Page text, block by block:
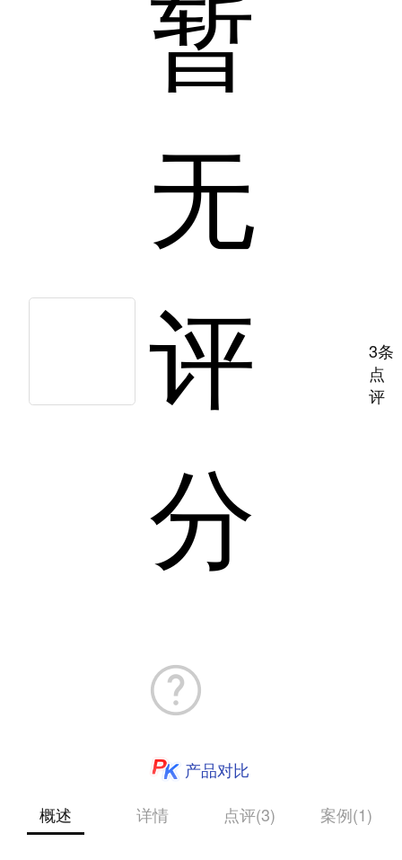
暂
无
评
分
3条
点
评
产品对比
概述
详情 点评(3) 案例(1)